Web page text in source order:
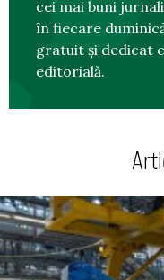
cei mai buni
în fiecare
gratuit și dedicat
editorială.